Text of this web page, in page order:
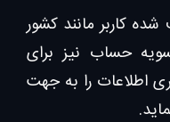
کاربر مانند کشور
حساب نیز برای
اطلاعات را به جهت